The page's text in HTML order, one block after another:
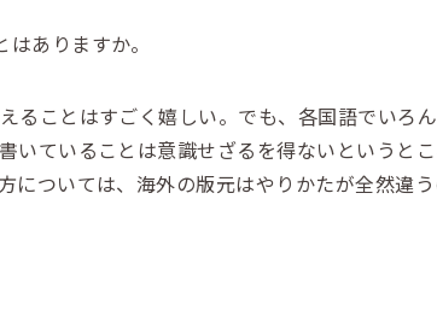
ありますか。
ることはすごく嬉しい。でも、各国語でいろ
いていることは意識せざるを得ないというと
については、海外の版元はやりかたが全然違